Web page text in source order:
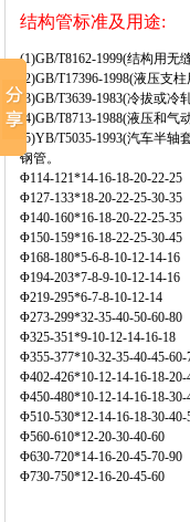
结构管标准及用途:
(1)GB/T8162-1999(结构用无
(2)GB/T17396-1998(液压
(3)GB/T3639-1983(冷拔或冷
(4)GB/T8713-1988(液压和
(5)YB/T5035-1993(汽车半
钢管。
Φ114-121*14-16-18-20-22-25
Φ127-133*18-20-22-25-30-35
Φ140-160*16-18-20-22-25-35
Φ150-159*16-18-22-25-30-45
Φ168-180*5-6-8-10-12-14-16
Φ194-203*7-8-9-10-12-14-16
Φ219-295*6-7-8-10-12-14
Φ273-299*32-35-40-50-60-80
Φ325-351*9-10-12-14-16-18
Φ355-377*10-32-35-40-45-60-
Φ402-426*10-12-14-16-18-20-
Φ450-480*10-12-14-16-18-30-
Φ510-530*12-14-16-18-30-40-
Φ560-610*12-20-30-40-60
Φ630-720*14-16-20-45-70-90
Φ730-750*12-16-20-45-60